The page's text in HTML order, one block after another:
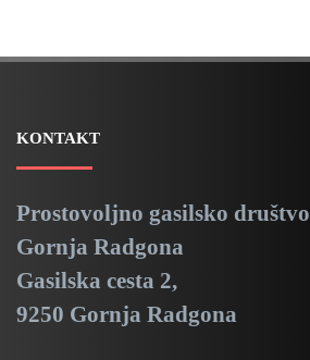
KONTAKT
Prostovoljno gasilsko društvo
Gornja Radgona
Gasilska cesta 2,
9250 Gornja Radgona